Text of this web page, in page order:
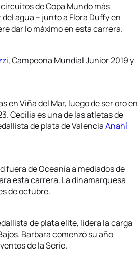
de Copa Mundo más
agua – junto a Flora Duffy en
dar lo máximo en esta carrera.
, Campeona Mundial Junior 2019 y
en Viña del Mar, luego de ser oro en
Cecilia es una de las atletas de
de plata de ValenciaAnahí
fuera de Oceanía a mediados de
esta carrera. La dinamarquesa
de octubre.
de plata elite, lidera la carga
Barbara comenzó su año
de la Serie.